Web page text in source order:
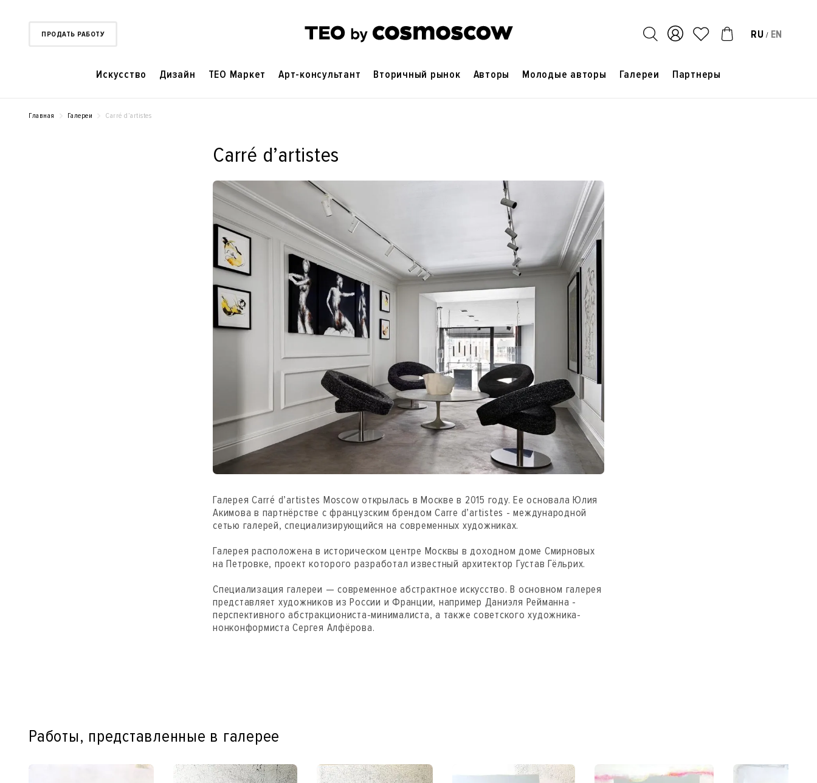
ПРОДАТЬ РАБОТУ RU / EN
Искусство Дизайн TEO Маркет Арт-консультант Вторичный рынок Авторы Молодые авторы Галереи Партнеры
Главная Галереи Carré d’artistes
Carré d’artistes
Галерея Carré d’artistes Moscow открылась в Москве в 2015 году. Ее основала Юлия
Акимова в партнёрстве с французским брендом Carre d’artistes - международной
сетью галерей, специализирующийся на современных художниках.
Галерея расположена в историческом центре Москвы в доходном доме Смирновых
на Петровке, проект которого разработал известный архитектор Густав Гёльрих.
Специализация галереи — современное абстрактное искусство. В основном галерея
представляет художников из России и Франции, например Даниэля Рейманна -
перспективного абстракциониста-минималиста, а также советского художника-
нонконформиста Сергея Алфёрова.
Работы, представленные в галерее